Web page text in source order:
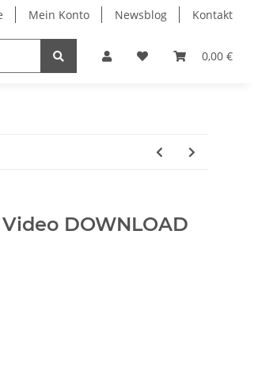
Mein Konto Newsblog Kontakt
0,00 €
DOWNLOAD